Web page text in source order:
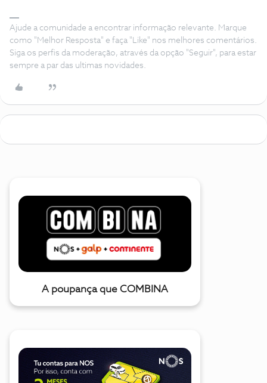
Ajude a comunidade a encontrar informação relevante. Marque
como "Melhor Resposta" e faça "Like" nos melhores comentários.
Siga os perfis da moderação, através da opção "Seguir", para estar
sempre a par das ultimas novidades.
A poupança que COMBINA